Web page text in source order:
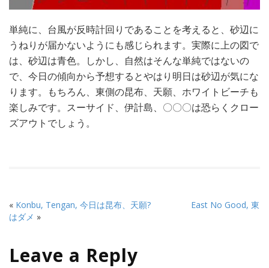
単純に、台風が反時計回りであることを考えると、砂辺に
うねりが届かないようにも感じられます。実際に上の図で
は、砂辺は青色。しかし、自然はそんな単純ではないの
で、今日の傾向から予想するとやはり明日は砂辺が気にな
ります。もちろん、東側の昆布、天願、ホワイトビーチも
楽しみです。スーサイド、伊計島、〇〇〇は恐らくクロー
ズアウトでしょう。
« Konbu, Tengan, 今日は昆布、天願?
East No Good, 東
はダメ »
Leave a Reply